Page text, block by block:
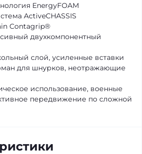
EnergyFOAM
ActiveCHASSIS
Contagrip®
двухкомпонентный
слой, усиленные вставки
для шнурков, неотражающие
использование, военные
передвижение по сложной